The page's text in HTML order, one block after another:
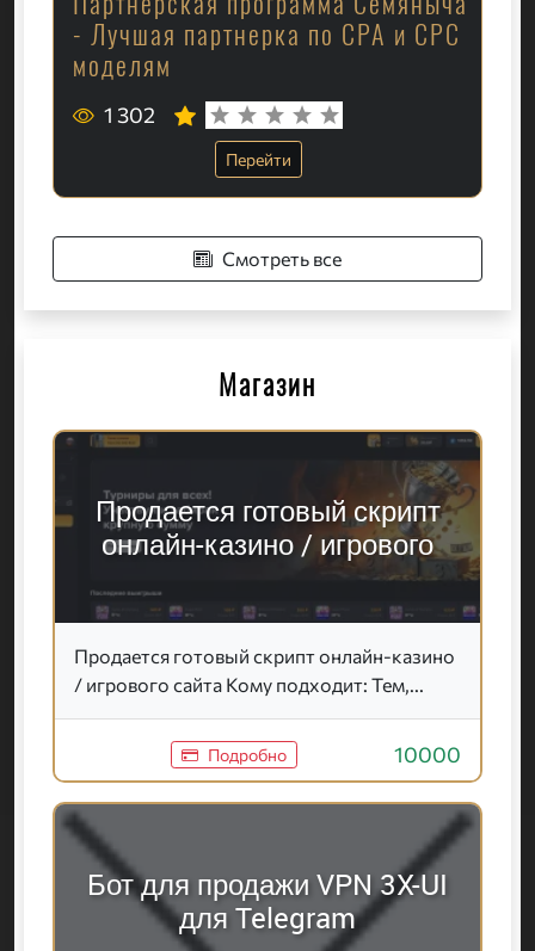
- Лучшая партнерка по CPA и CPC
моделям
1 302
Перейти
Смотреть все
Магазин
Продается готовый скрипт
онлайн-казино / игрового
Продается готовый скрипт онлайн-казино
/ игрового сайта Кому подходит: Тем,...
Подробно 10000
Бот для продажи VPN 3X-UI
для Telegram